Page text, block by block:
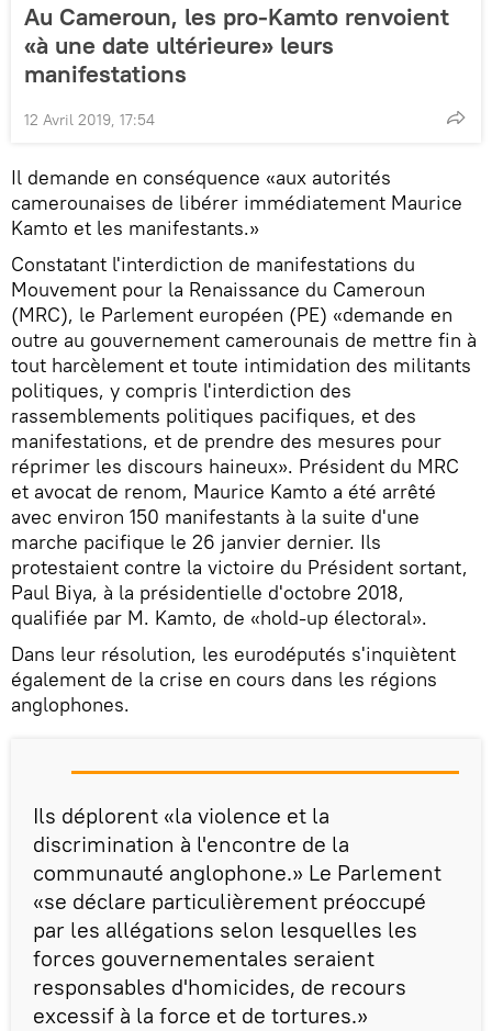
Au Cameroun, les pro-Kamto renvoient
«à une date ultérieure» leurs
manifestations
12 Avril 2019, 17:54
Il demande en conséquence «aux autorités
camerounaises de libérer immédiatement Maurice
Kamto et les manifestants.»
Constatant l'interdiction de manifestations du
Mouvement pour la Renaissance du Cameroun
(MRC), le Parlement européen (PE) «demande en
outre au gouvernement camerounais de mettre fin à
tout harcèlement et toute intimidation des militants
politiques, y compris l'interdiction des
rassemblements politiques pacifiques, et des
manifestations, et de prendre des mesures pour
réprimer les discours haineux». Président du MRC
et avocat de renom, Maurice Kamto a été arrêté
avec environ 150 manifestants à la suite d'une
marche pacifique le 26 janvier dernier. Ils
protestaient contre la victoire du Président sortant,
Paul Biya, à la présidentielle d'octobre 2018,
qualifiée par M. Kamto, de «hold-up électoral».
Dans leur résolution, les eurodéputés s'inquiètent
également de la crise en cours dans les régions
anglophones.
Ils déplorent «la violence et la
discrimination à l'encontre de la
communauté anglophone.» Le Parlement
«se déclare particulièrement préoccupé
par les allégations selon lesquelles les
forces gouvernementales seraient
responsables d'homicides, de recours
excessif à la force et de tortures.»